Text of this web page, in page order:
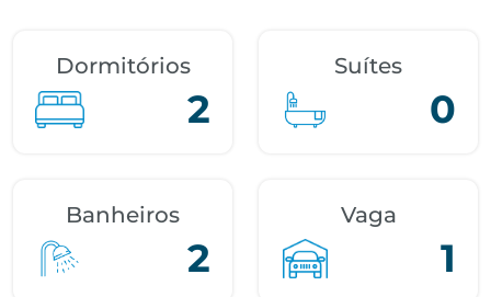
Dormitórios
2
Suítes
0
Banheiros
2
Vaga
1